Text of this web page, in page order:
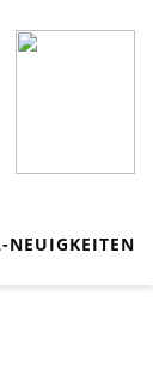
NEUIGKEITEN